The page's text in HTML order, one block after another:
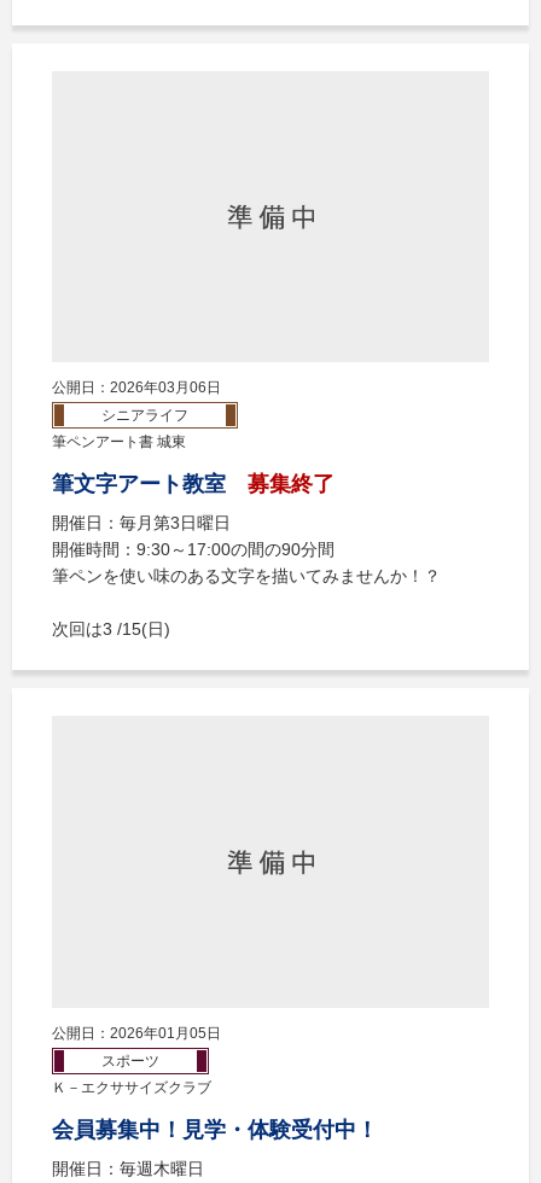
公開日：2026年03月06日
シニアライフ
筆ペンアート書 城東
筆文字アート教室 募集終了
開催日：毎月第3日曜日
開催時間：9:30～17:00の間の90分間
筆ペンを使い味のある文字を描いてみませんか！？
次回は3 /15(日)
公開日：2026年01月05日
スポーツ
Ｋ－エクササイズクラブ
会員募集中！見学・体験受付中！
開催日：毎週木曜日